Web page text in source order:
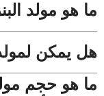
ما هو مولد
هل يمكن
ما هو حجم